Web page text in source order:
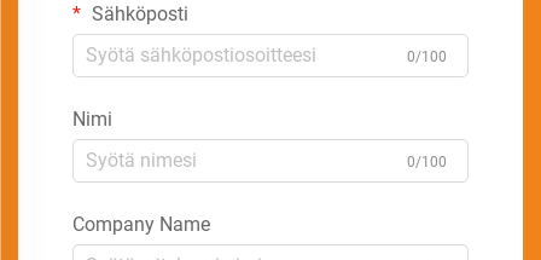
Sähköposti
0/100
Nimi
0/100
Company Name